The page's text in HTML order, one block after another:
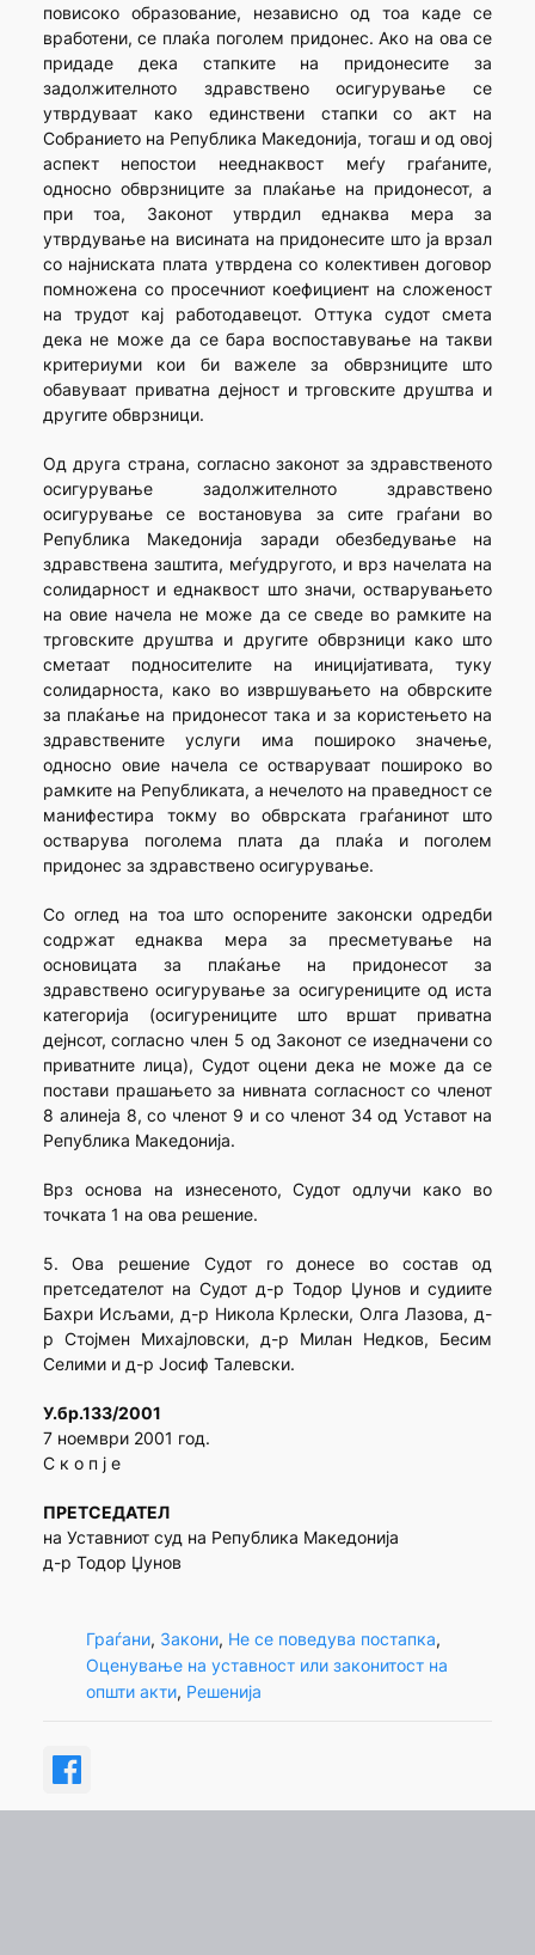
повисоко образование, независно од тоа каде се
вработени, се плаќа поголем придонес. Ако на ова се
придаде дека стапките на придонесите за
задолжителното здравствено осигурување се
утврдуваат како единствени стапки со акт на
Собранието на Република Македонија, тогаш и од овој
аспект непостои нееднаквост меѓу граѓаните,
односно обврзниците за плаќање на придонесот, а
при тоа, Законот утврдил еднаква мера за
утврдување на висината на придонесите што ја врзал
со најниската плата утврдена со колективен договор
помножена со просечниот коефициент на сложеност
на трудот кај работодавецот. Оттука судот смета
дека не може да се бара воспоставување на такви
критериуми кои би важеле за обврзниците што
обавуваат приватна дејност и трговските друштва и
другите обврзници.
Од друга страна, согласно законот за здравственото
осигурување задолжителното здравствено
осигурување се востановува за сите граѓани во
Република Македонија заради обезбедување на
здравствена заштита, меѓудругото, и врз начелата на
солидарност и еднаквост што значи, остварувањето
на овие начела не може да се сведе во рамките на
трговските друштва и другите обврзници како што
сметаат подносителите на иницијативата, туку
солидарноста, како во извршувањето на обврските
за плаќање на придонесот така и за користењето на
здравствените услуги има пошироко значење,
односно овие начела се остваруваат пошироко во
рамките на Републиката, а нечелото на праведност се
манифестира токму во обврската граѓанинот што
остварува поголема плата да плаќа и поголем
придонес за здравствено осигурување.
Со оглед на тоа што оспорените законски одредби
содржат еднаква мера за пресметување на
основицата за плаќање на придонесот за
здравствено осигурување за осигурениците од иста
категорија (осигурениците што вршат приватна
дејнсот, согласно член 5 од Законот се изедначени со
приватните лица), Судот оцени дека не може да се
постави прашањето за нивната согласност со членот
8 алинеја 8, со членот 9 и со членот 34 од Уставот на
Република Македонија.
Врз основа на изнесеното, Судот одлучи како во
точката 1 на ова решение.
5. Ова решение Судот го донесе во состав од
претседателот на Судот д-р Тодор Џунов и судиите
Бахри Исљами, д-р Никола Крлески, Олга Лазова, д-
р Стојмен Михајловски, д-р Милан Недков, Бесим
Селими и д-р Јосиф Талевски.
У.бр.133/2001
7 ноември 2001 год.
С к о п ј е
ПРЕТСЕДАТЕЛ
на Уставниот суд на Република Македонија
д-р Тодор Џунов
Граѓани, Закони, Не се поведува постапка
Оценување на уставност или законитост на
општи акти, Решенија